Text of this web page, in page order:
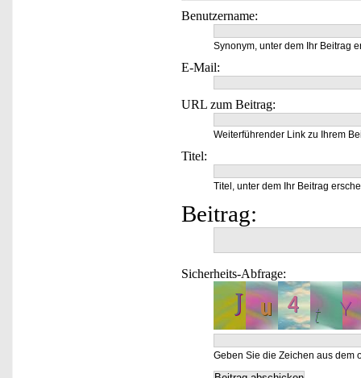
Benutzername:
Synonym, unter dem Ihr Beitrag
E-Mail:
URL zum Beitrag:
Weiterführender Link zu Ihrem
Titel:
Titel, unter dem Ihr Beitrag
Beitrag:
Sicherheits-Abfrage:
Geben Sie die Zeichen aus dem